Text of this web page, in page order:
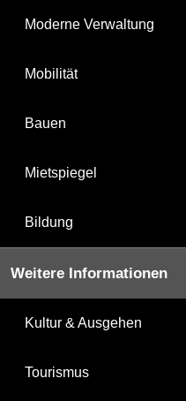
Moderne Verwaltung
Mobilität
Bauen
Mietspiegel
Bildung
Weitere Informationen
Kultur & Ausgehen
Tourismus